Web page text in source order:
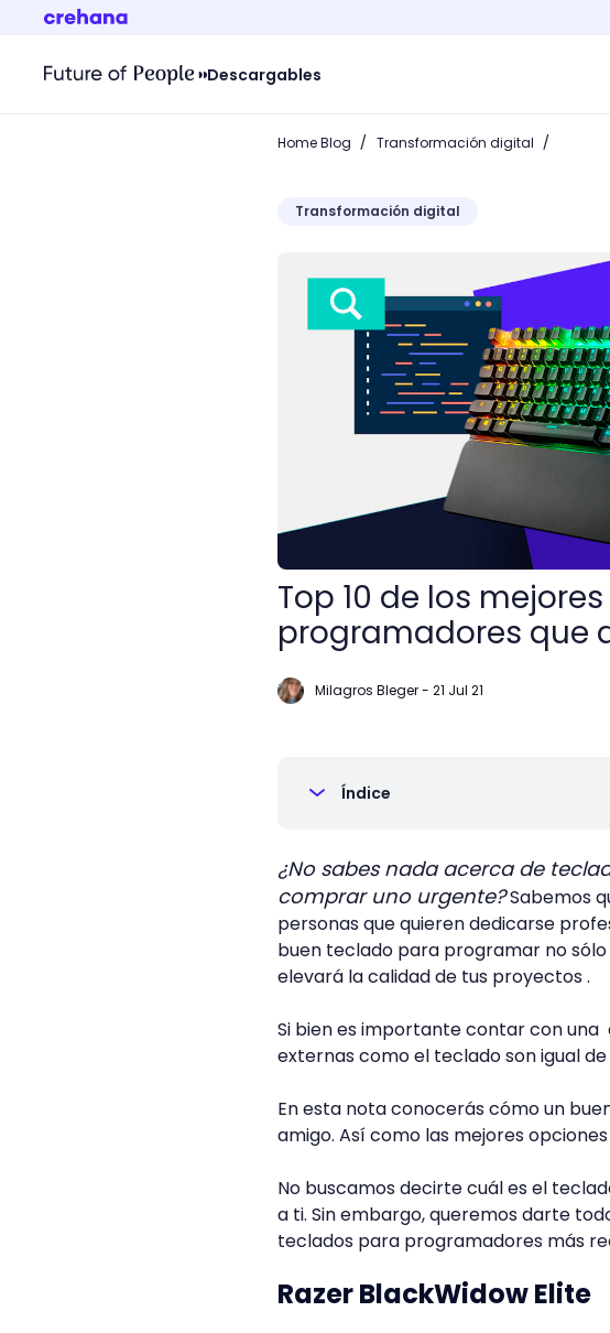
Descargables
Home Blog / Transformación digital /
Transformación digital
Top 10 de los mejores teclados para
Top 10 de los
programadores que
Milagros Bleger- 21 Jul 21
Índice
¿No sabes nada acerca de
comprar uno urgente?Sabemos
personas que quieren dedicarse
buen teclado para programar no
elevará la calidad de tus proyectos .
Si bien es importante contar con
externas como el teclado son igual
En esta nota conocerás cómo un
amigo. Así como las mejores
No buscamos decirte cuál es el
a ti. Sin embargo, queremos darte
teclados para programadores más
Razer BlackWidow Elite